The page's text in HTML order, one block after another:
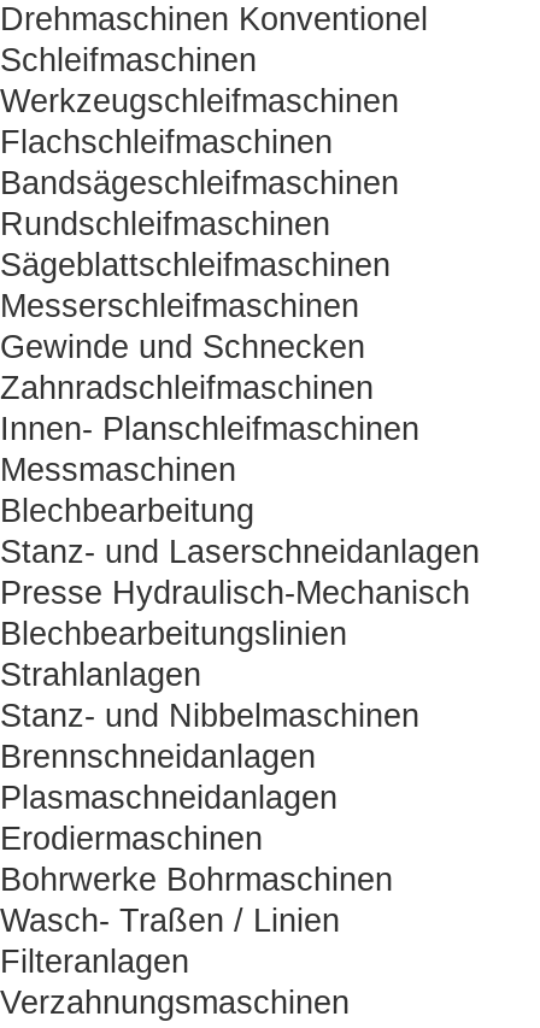
Drehmaschinen Konventionel
Schleifmaschinen
Werkzeugschleifmaschinen
Flachschleifmaschinen
Bandsägeschleifmaschinen
Rundschleifmaschinen
Sägeblattschleifmaschinen
Messerschleifmaschinen
Gewinde und Schnecken
Zahnradschleifmaschinen
Innen- Planschleifmaschinen
Messmaschinen
Blechbearbeitung
Stanz- und Laserschneidanlagen
Presse Hydraulisch-Mechanisch
Blechbearbeitungslinien
Strahlanlagen
Stanz- und Nibbelmaschinen
Brennschneidanlagen
Plasmaschneidanlagen
Erodiermaschinen
Bohrwerke Bohrmaschinen
Wasch- Traßen / Linien
Filteranlagen
Verzahnungsmaschinen